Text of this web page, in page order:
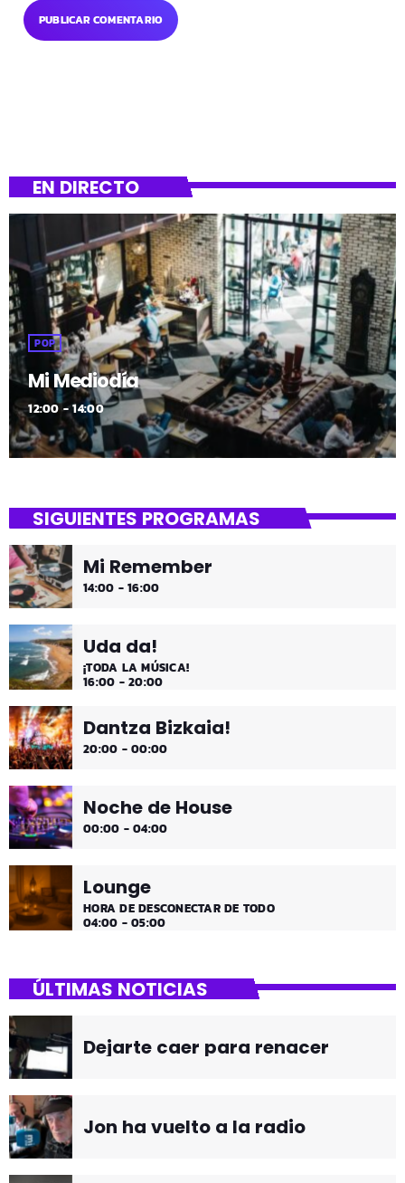
EN DIRECTO
POP
Mi Mediodía
12:00 - 14:00
SIGUIENTES PROGRAMAS
Mi Remember
14:00 - 16:00
Uda da!
¡TODA LA MÚSICA!
16:00 - 20:00
Dantza Bizkaia!
20:00 - 00:00
Noche de House
00:00 - 04:00
Lounge
HORA DE DESCONECTAR DE TODO
04:00 - 05:00
ÚLTIMAS NOTICIAS
Dejarte caer para renacer
Jon ha vuelto a la radio